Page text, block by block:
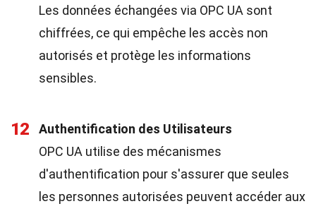
Les données échangées via OPC UA sont
chiffrées, ce qui empêche les accès non
autorisés et protège les informations
sensibles.
12
Authentification des Utilisateurs
OPC UA utilise des mécanismes
d'authentification pour s'assurer que seules
les personnes autorisées peuvent accéder aux